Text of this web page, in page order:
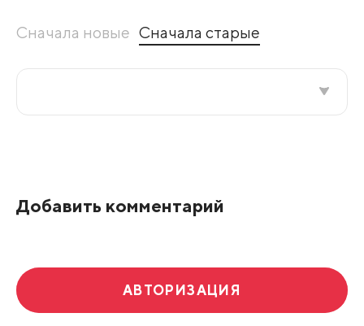
Сначала новые Сначала старые
Добавить комментарий
АВТОРИЗАЦИЯ